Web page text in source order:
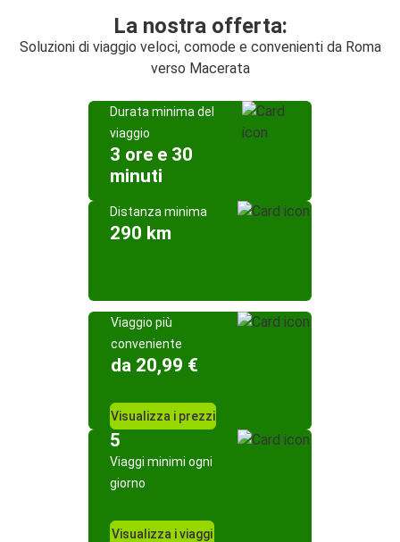
La nostra offerta:
Soluzioni di viaggio veloci, comode e convenienti da Roma
verso Macerata
Durata minima del
viaggio
3 ore e 30
minuti
Distanza minima
290 km
Viaggio più
conveniente
da 20,99 €
Visualizza i prezzi
5
Viaggi minimi ogni
giorno
Visualizza i viaggi